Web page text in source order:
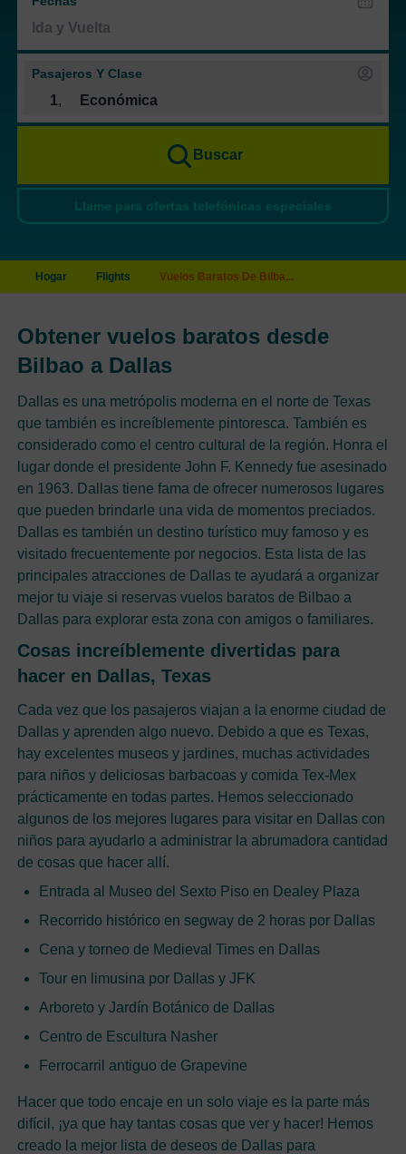
Pasajeros Y Clase
1, Económica
Buscar
Llame para ofertas telefónicas especiales
Hogar Flights Vuelos Baratos De Bilba...
Obtener vuelos baratos desde
Bilbao a Dallas
Dallas es una metrópolis moderna en el norte de Texas
que también es increíblemente pintoresca. También es
considerado como el centro cultural de la región. Honra el
lugar donde el presidente John F. Kennedy fue asesinado
en 1963. Dallas tiene fama de ofrecer numerosos lugares
que pueden brindarle una vida de momentos preciados.
Dallas es también un destino turístico muy famoso y es
visitado frecuentemente por negocios. Esta lista de las
principales atracciones de Dallas te ayudará a organizar
mejor tu viaje si reservas vuelos baratos de Bilbao a
Dallas para explorar esta zona con amigos o familiares.
Cosas increíblemente divertidas para
hacer en Dallas, Texas
Cada vez que los pasajeros viajan a la enorme ciudad de
Dallas y aprenden algo nuevo. Debido a que es Texas,
hay excelentes museos y jardines, muchas actividades
para niños y deliciosas barbacoas y comida Tex-Mex
prácticamente en todas partes. Hemos seleccionado
algunos de los mejores lugares para visitar en Dallas con
niños para ayudarlo a administrar la abrumadora cantidad
de cosas que hacer allí.
Entrada al Museo del Sexto Piso en Dealey Plaza
Recorrido histórico en segway de 2 horas por Dallas
Cena y torneo de Medieval Times en Dallas
Tour en limusina por Dallas y JFK
Arboreto y Jardín Botánico de Dallas
Centro de Escultura Nasher
Ferrocarril antiguo de Grapevine
Hacer que todo encaje en un solo viaje es la parte más
difícil, ¡ya que hay tantas cosas que ver y hacer! Hemos
creado la mejor lista de deseos de Dallas para